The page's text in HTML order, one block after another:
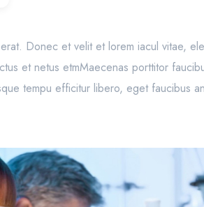
Donec et velit et lorem iacul vitae,
et netus etmMaecenas porttitor
tempu efficitur libero, eget faucibus